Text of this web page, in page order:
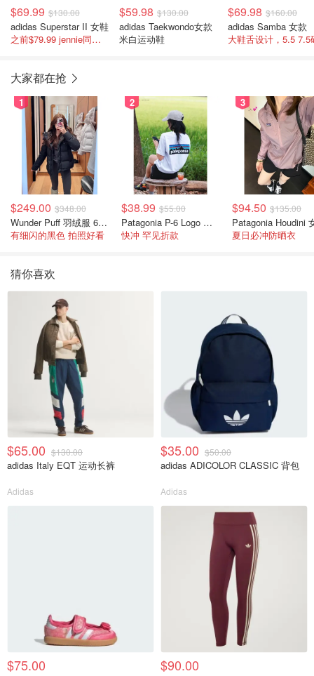
$69.99 $130.00
adidas Superstar II 女鞋
之前$79.99 jennie同款贝壳鞋!
$59.98 $130.00
adidas Taekwondo女款
米白运动鞋
$69.98 $160.00
adidas Samba 女款
大鞋舌设计，5.5 7.5
大家都在抢
1
$249.00 $348.00
Wunder Puff 羽绒服 600蓬松度
有细闪的黑色 拍照好看
2
$38.99 $55.00
Patagonia P-6 Logo 女款T恤
快冲 罕见折款
3
$94.50 $135.00
夏日必冲防晒衣
猜你喜欢
$65.00 $130.00
adidas Italy EQT 运动长裤
Adidas
$35.00 $50.00
adidas ADICOLOR CLASSIC 背包
Adidas
$75.00 $90.00